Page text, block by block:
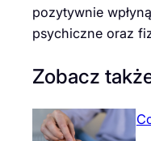
pozytywnie
psychiczne oraz
Zobacz